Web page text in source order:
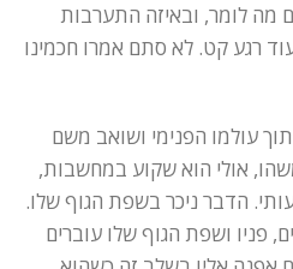
מה לומר, ובאיזה התערבות
רגע קט. לא סתם אמרו חכמינו
עולמו הפנימי ושואב משם
אולי הוא שקוע במחשבות,
הדבר ניכר בשפת הגוף שלו.
פניו ושפת הגוף שלו עוברים